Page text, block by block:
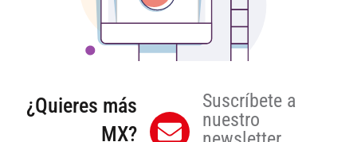
¿Quieres más
MX?
Suscríbete a
nuestro